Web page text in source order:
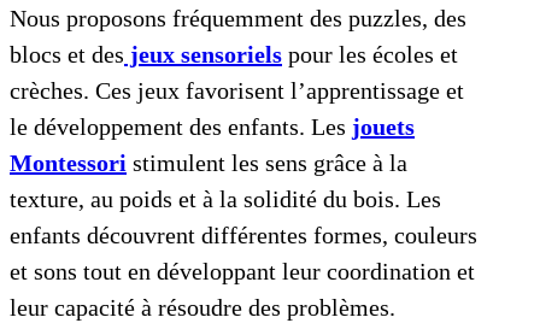
Nous proposons fréquemment des puzzles, des
blocs et des jeux sensoriels pour les écoles et
crèches. Ces jeux favorisent l’apprentissage et
le développement des enfants. Les jouets
Montessori stimulent les sens grâce à la
texture, au poids et à la solidité du bois. Les
enfants découvrent différentes formes, couleurs
et sons tout en développant leur coordination et
leur capacité à résoudre des problèmes.